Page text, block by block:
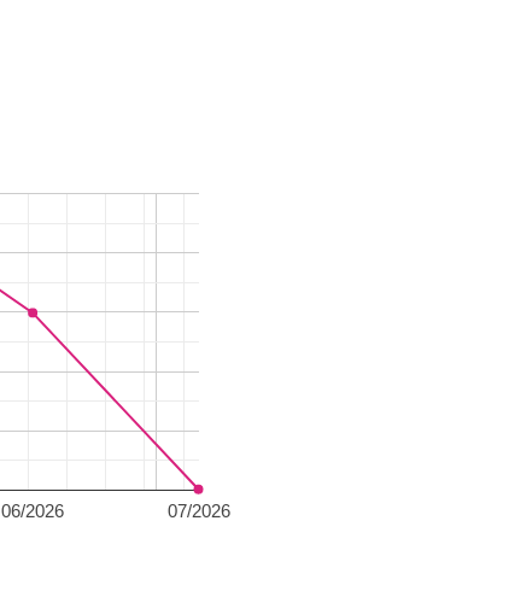
06/2026 07/2026